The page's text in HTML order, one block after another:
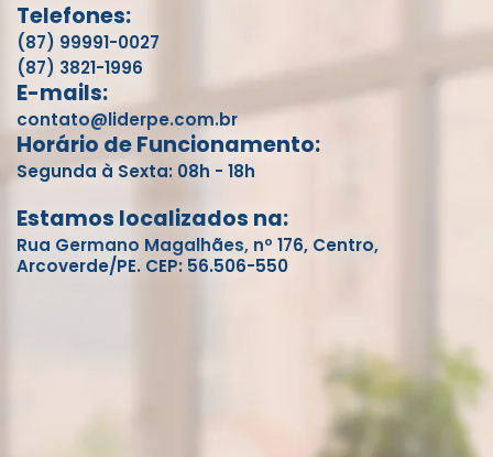
Telefones:
(87) 99991-0027
(87) 3821-1996
E-mails:
contato@liderpe.com.br
Horário de Funcionamento:
Segunda à Sexta: 08h - 18h
Estamos localizados na:
Rua Germano Magalhães, nº 176, Centro,
Arcoverde/PE. CEP: 56.506-550